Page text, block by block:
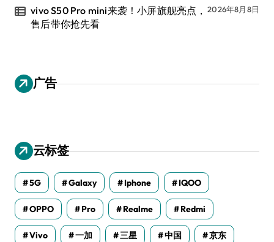
vivo S50 Pro mini来袭！小屏旗舰亮点，
售后带你抢先看
2026年8月8日
广告
云标签
5G Galaxy Iphone IQOO
OPPO Pro Realme Redmi
Vivo 一加 三星 中国 京东